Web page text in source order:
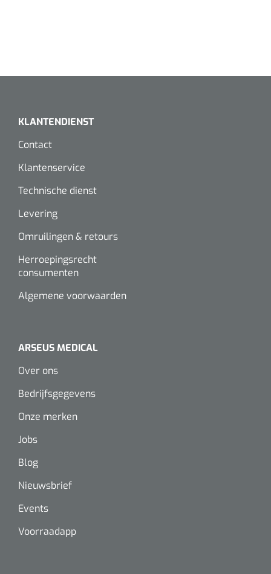
KLANTENDIENST
Contact
Klantenservice
Technische dienst
Levering
Omruilingen & retours
Herroepingsrecht
consumenten
Algemene voorwaarden
ARSEUS MEDICAL
Over ons
Bedrijfsgegevens
Onze merken
Jobs
Blog
Nieuwsbrief
Events
Voorraadapp